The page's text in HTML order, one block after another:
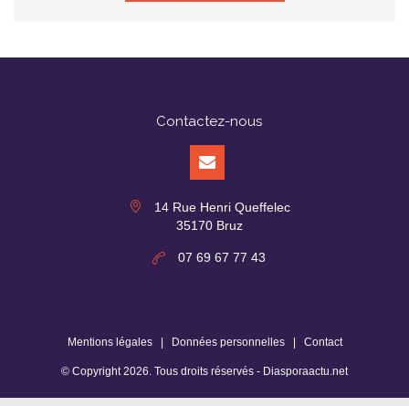
Contactez-nous
14 Rue Henri Queffelec
35170 Bruz
07 69 67 77 43
Mentions légales| Données personnelles| Contact
© Copyright2026. Tous droits réservés - Diasporaactu.net